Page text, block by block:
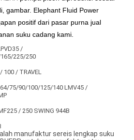
gambar. Elephant Fluid Power
positif dari pasar purna jual
suku cadang kami.
/
225/250
100 / TRAVEL
75/90/100/125/140 LMV45 /
/ 250 SWING 944B
manufaktur sereis lengkap suku